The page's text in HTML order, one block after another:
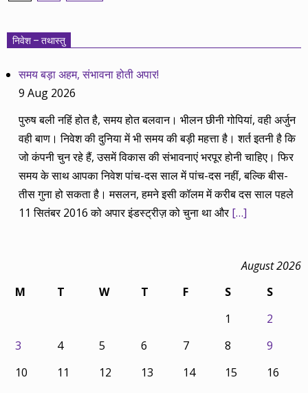
निवेश – तथास्तु
समय बड़ा अहम, संभावना होती अपार!
9 Aug 2026
पुरुष बली नहिं होत है, समय होत बलवान। भीलन छीनी गोपियां, वही अर्जुन
वही बाण। निवेश की दुनिया में भी समय की बड़ी महत्ता है। शर्त इतनी है कि
जो कंपनी चुन रहे हैं, उसमें विकास की संभावनाएं भरपूर होनी चाहिए। फिर
समय के साथ आपका निवेश पांच-दस साल में पांच-दस नहीं, बल्कि बीस-
तीस गुना हो सकता है। मसलन, हमने इसी कॉलम में करीब दस साल पहले
11 सितंबर 2016 को अपार इंडस्ट्रीज़ को चुना था और[…]
August 2026
M
T W T F S
S
1
2
3
4 5 6 7 8
9
10
11 12 13 14 15
16